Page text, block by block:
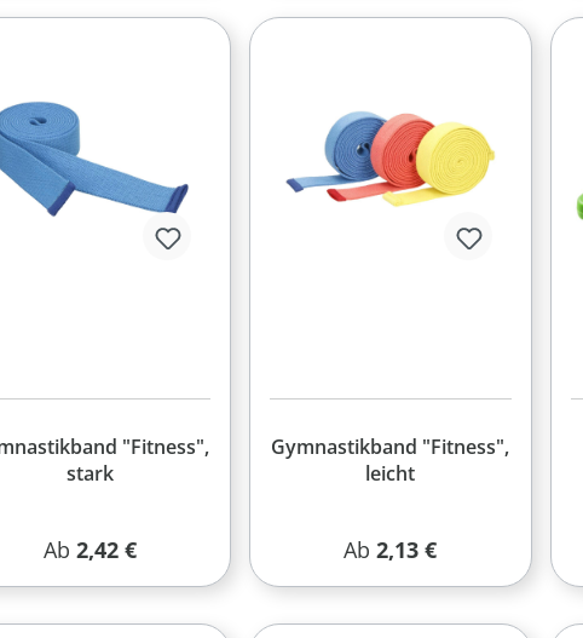
"Fitness",
stark
Regulärer Preis:
Ab2,42 €
Gymnastikband "Fitness",
leicht
Regulärer Preis:
Ab2,13 €